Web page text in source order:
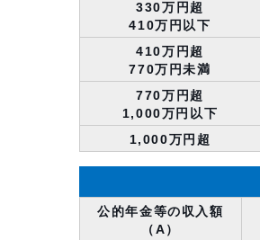
330万円超
410万円以下
410万円超
770万円未満
770万円超
1,000万円以下
1,000万円超
公的年金等の収入額
（A）